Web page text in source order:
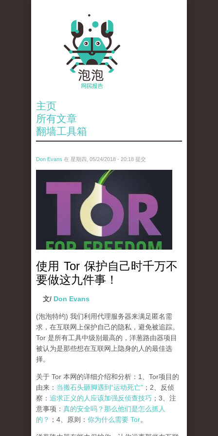
主页
所有文章
翻墙工具箱
Don Evans 在 星期四, 05/24/2018 - 20:18 提交
wechatimg1098.jpeg
使用 Tor 保护自己时千万不
要做这九件事！
文/ Don Evans
(泡泡特约) 我们利用代理服务器来满足匿名需
求，在互联网上保护自己的隐私，避免被追踪。
Tor 是所有工具中级别最高的，洋葱路由器项目
被认为是那些想在互联网上隐身的人的最佳选
择。
关于 Tor 本网的详细介绍和分析：1、Tor项目的
由来： 当搬石头砸脚遇到“运动死亡” ；2、反侦
察： 追求正义的人应该加强反侦查技巧 ；3、注
意事项： 真的安全吗？那么他们是怎么抓人
的？ ；4、原则： 你为什么需要 Tor。